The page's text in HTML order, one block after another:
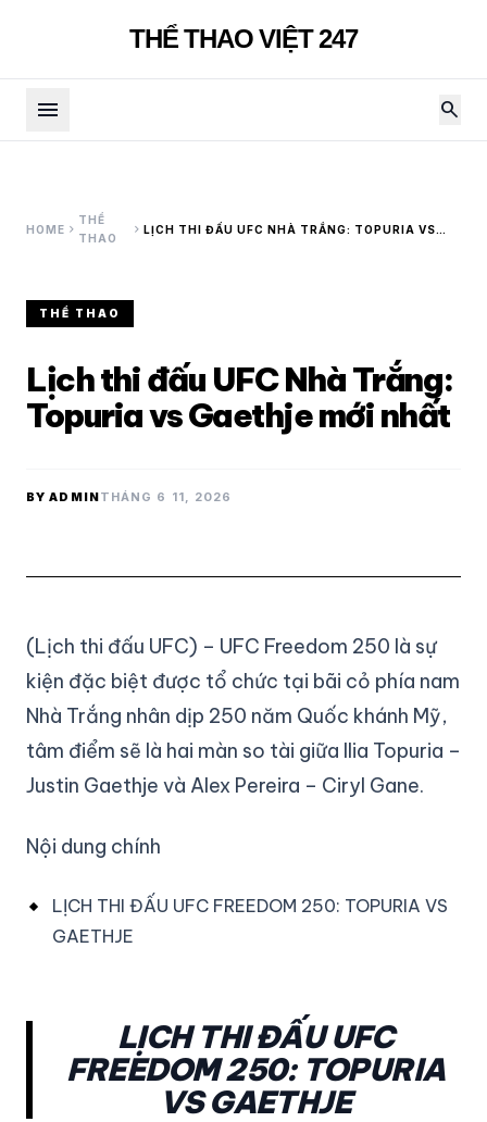
THỂ THAO VIỆT 247
menu search
HOME chevron_right
THỂ
THAO
chevron_right LỊCH THI ĐẤU UFC NHÀ TRẮNG: TOPURIA VS
THỂ THAO
Lịch thi đấu UFC Nhà Trắng:
Topuria vs Gaethje mới nhất
BY ADMINTHÁNG 6 11, 2026
(Lịch thi đấu UFC) – UFC Freedom 250 là sự
kiện đặc biệt được tổ chức tại bãi cỏ phía nam
Nhà Trắng nhân dịp 250 năm Quốc khánh Mỹ,
tâm điểm sẽ là hai màn so tài giữa Ilia Topuria –
Justin Gaethje và Alex Pereira – Ciryl Gane.
Nội dung chính
LỊCH THI ĐẤU UFC FREEDOM 250: TOPURIA VS
GAETHJE
LỊCH THI ĐẤU UFC
FREEDOM 250: TOPURIA
VS GAETHJE